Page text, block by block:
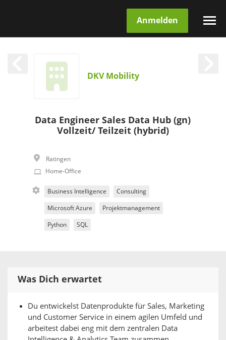
Anmelden
DKV Mobility
Data Engineer Sales Data Hub (gn)
Vollzeit/ Teilzeit (hybrid)
Ratingen
Home-Office
Business Intelligence Consulting
Microsoft Azure Projektmanagement
Python SQL
Was Dich erwartet
Du entwickelst Datenprodukte für Sales, Marketing
und Customer Service in einem agilen Umfeld und
arbeitest dabei eng mit dem zentralen Data